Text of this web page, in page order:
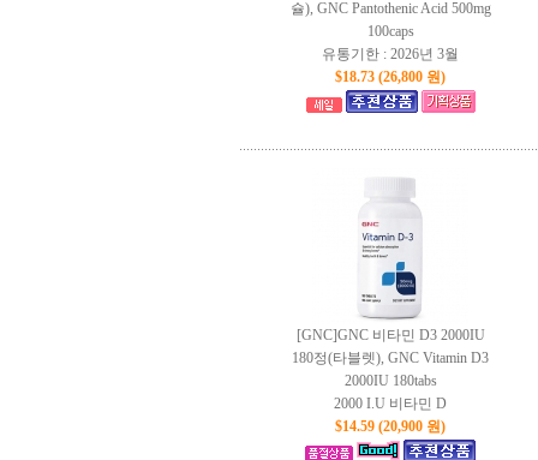
슐), GNC Pantothenic Acid 500mg
100caps
유통기한 : 2026년 3월
$18.73 (26,800 원)
[GNC]GNC 비타민 D3 2000IU
180정(타블렛), GNC Vitamin D3
2000IU 180tabs
2000 I.U 비타민 D
$14.59 (20,900 원)